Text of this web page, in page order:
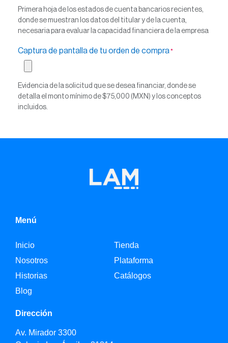
Menú
Inicio
Nosotros
Historias
Blog
Tienda
Plataforma
Catálogos
Dirección
Av. Mirador 3300